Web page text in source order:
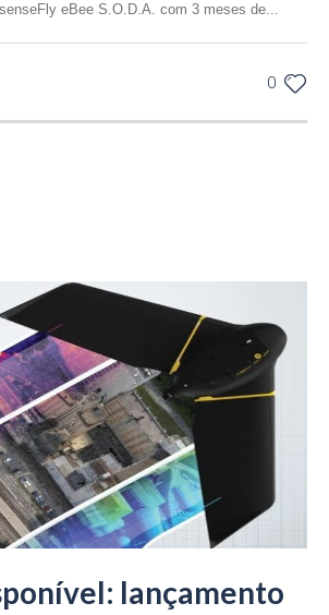
eBee S.O.D.A. com 3 meses de...
0
lançamento